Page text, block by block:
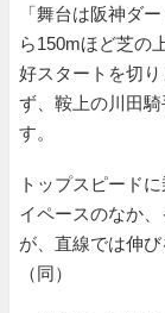
「舞台は阪神ダ
ら150mほど芝の
好スタートを切
ず、鞍上の川田
す。
トップスピード
イペースのなか
が、直線では伸
（同）